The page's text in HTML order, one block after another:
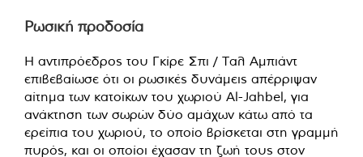
Ρωσική προδοσία
Η αντιπρόεδρος του Γκίρε Σπι / Ταλ Αμπιάντ
επιβεβαίωσε ότι οι ρωσικές δυνάμεις απέρριψαν
αίτημα των κατοίκων του χωριού Al-Jahbel, για
ανάκτηση των σωρών δύο αμάχων κάτω από τα
ερείπια του χωριού, το οποίο βρίσκεται στη γραμμή
πυρός, και οι οποίοι έχασαν τη ζωή τους στον